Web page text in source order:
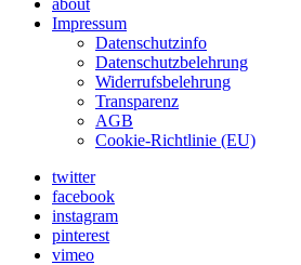
about
Impressum
Datenschutzinfo
Datenschutzbelehrung
Widerrufsbelehrung
Transparenz
AGB
Cookie-Richtlinie (EU)
twitter
facebook
instagram
pinterest
vimeo